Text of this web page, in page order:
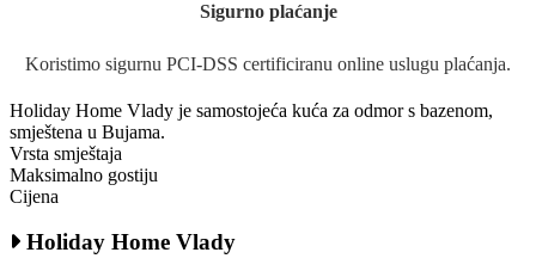
Sigurno plaćanje
Koristimo sigurnu PCI-DSS certificiranu online uslugu plaćanja.
Holiday Home Vlady je samostojeća kuća za odmor s bazenom,
smještena u Bujama.
Vrsta smještaja
Maksimalno gostiju
Cijena
Holiday Home Vlady